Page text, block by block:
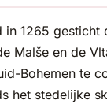
in 1265
Malše en de
Bohemen te
het stedelijke